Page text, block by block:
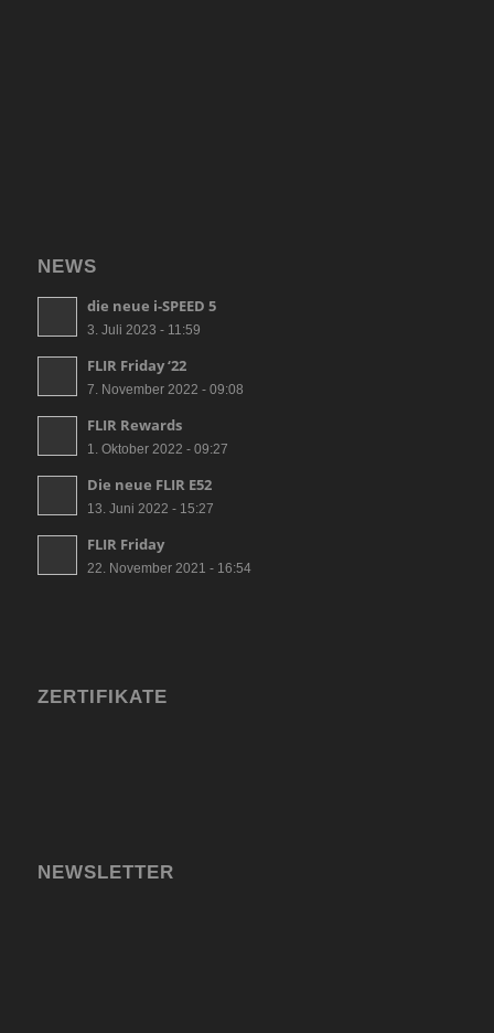
NEWS
die neue i-SPEED 5
3. Juli 2023 - 11:59
FLIR Friday ‘22
7. November 2022 - 09:08
FLIR Rewards
1. Oktober 2022 - 09:27
Die neue FLIR E52
13. Juni 2022 - 15:27
FLIR Friday
22. November 2021 - 16:54
ZERTIFIKATE
NEWSLETTER